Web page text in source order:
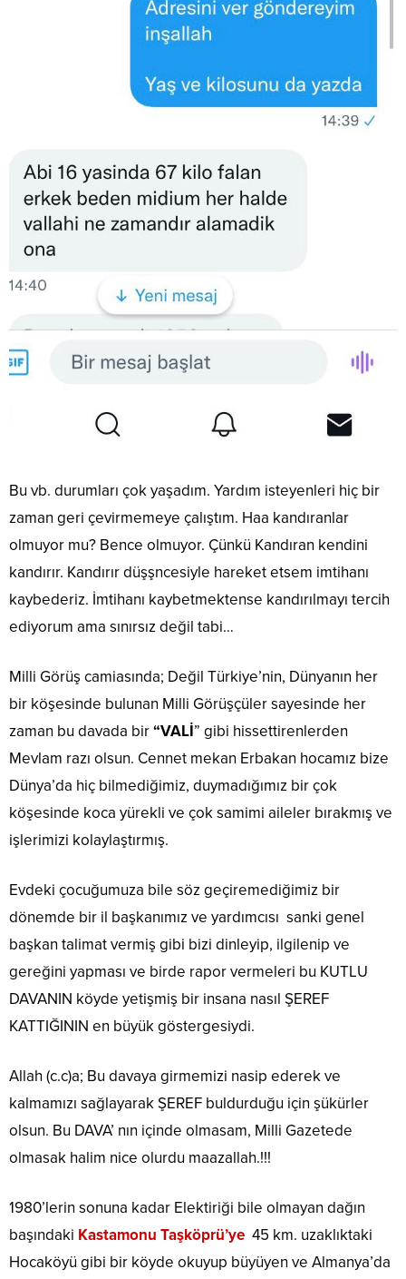
Bu vb. durumları çok yaşadım. Yardım isteyenleri hiç bir
zaman geri çevirmemeye çalıştım. Haa kandıranlar
olmuyor mu? Bence olmuyor. Çünkü Kandıran kendini
kandırır. Kandırır düşşncesiyle hareket etsem imtihanı
kaybederiz. İmtihanı kaybetmektense kandırılmayı tercih
ediyorum ama sınırsız değil tabi…
Milli Görüş camiasında; Değil Türkiye’nin, Dünyanın her
bir köşesinde bulunan Milli Görüşçüler sayesinde her
zaman bu davada bir“VALİ” gibi hissettirenlerden
Mevlam razı olsun. Cennet mekan Erbakan hocamız bize
Dünya’da hiç bilmediğimiz, duymadığımız bir çok
köşesinde koca yürekli ve çok samimi aileler bırakmış ve
işlerimizi kolaylaştırmış.
Evdeki çocuğumuza bile söz geçiremediğimiz bir
dönemde bir il başkanımız ve yardımcısı sanki genel
başkan talimat vermiş gibi bizi dinleyip, ilgilenip ve
gereğini yapması ve birde rapor vermeleri bu KUTLU
DAVANIN köyde yetişmiş bir insana nasıl ŞEREF
KATTIĞININ en büyük göstergesiydi.
Allah (c.c)a; Bu davaya girmemizi nasip ederek ve
kalmamızı sağlayarak ŞEREF buldurduğu için şükürler
olsun. Bu DAVA’ nın içinde olmasam, Milli Gazetede
olmasak halim nice olurdu maazallah.!!!
1980’lerin sonuna kadar Elektiriği bile olmayan dağın
başındaki Kastamonu Taşköprü’ye 45 km. uzaklıktaki
Hocaköyü gibi bir köyde okuyup büyüyen ve Almanya’da